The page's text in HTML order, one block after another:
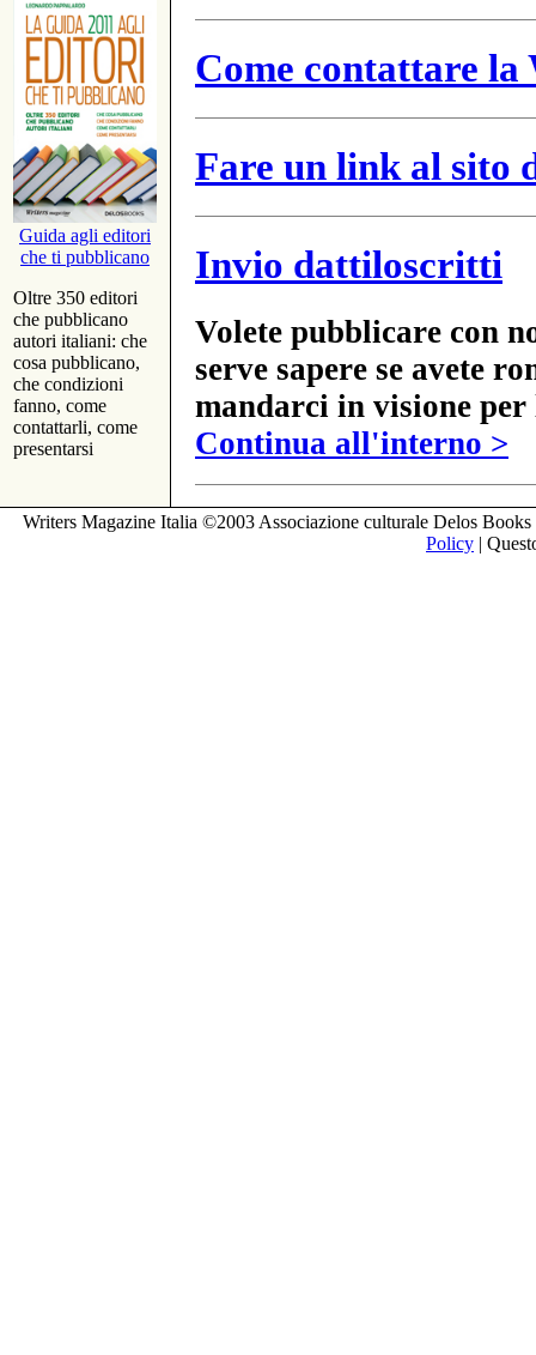
Guida agli editori
che ti pubblicano
Oltre 350 editori
che pubblicano
autori italiani: che
cosa pubblicano,
che condizioni
fanno, come
contattarli, come
presentarsi
Come contattare
Fare un link al sito
Invio dattiloscritti
Volete pubblicare con
serve sapere se avete
mandarci in visione
Continua all'interno >
Writers Magazine Italia ©2003 Associazione culturale Delos
Policy |